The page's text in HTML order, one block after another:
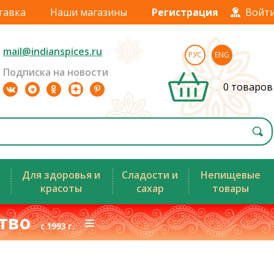
Наши магазины Регистрация
mail@indianspices.ru
Подписка на новости
РУС ENG
0 товаров
Для здоровья и
красоты
Сладости и
сахар
Непищевые
товары
с 1993 г.≡